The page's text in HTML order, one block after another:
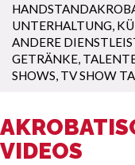
UNTERHALTUNG,
ANDERE
GETRÄNKE,
SHOWS, TV SHOW
VIDEOS